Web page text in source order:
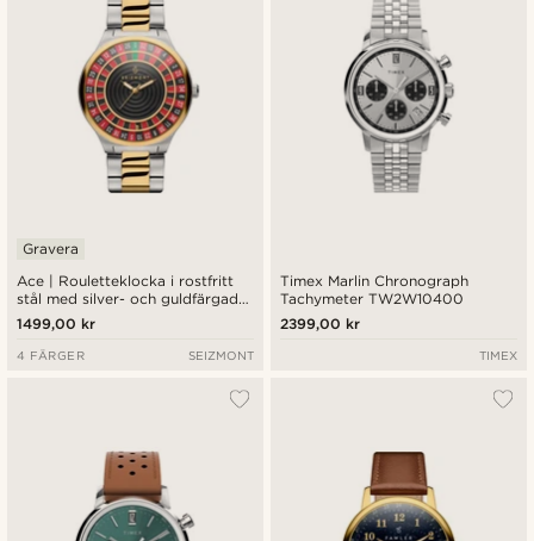
Ace | Rouletteklocka i rostfritt
stål med silver- och guldfärgad
finish och kvartsurverk
Gravera
1499,00 kr
4 FÄRGER SEIZMONT
Timex Marlin Chronograph
Tachymeter TW2W10400
2399,00 kr
TIMEX